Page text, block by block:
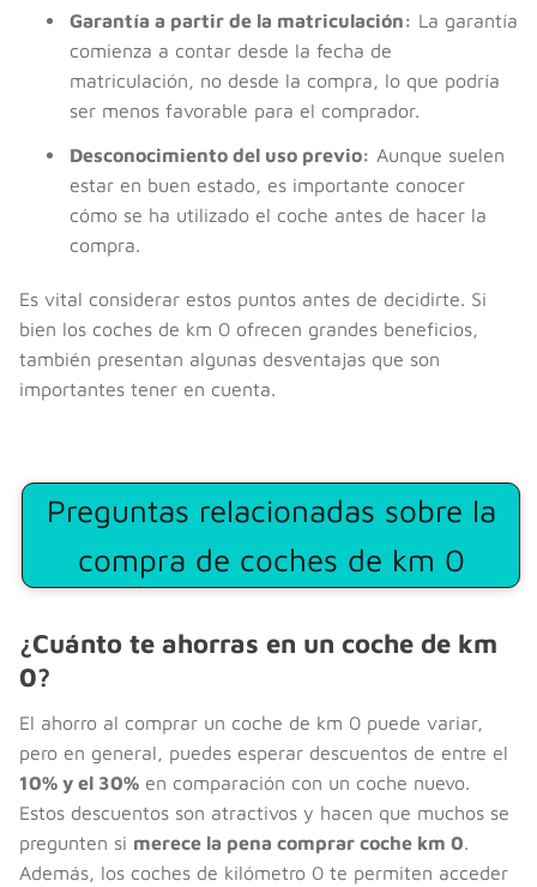
Garantía a partir de la matriculación: La garantía
comienza a contar desde la fecha de
matriculación, no desde la compra, lo que podría
ser menos favorable para el comprador.
Desconocimiento del uso previo: Aunque suelen
estar en buen estado, es importante conocer
cómo se ha utilizado el coche antes de hacer la
compra.
Es vital considerar estos puntos antes de decidirte. Si
bien los coches de km 0 ofrecen grandes beneficios,
también presentan algunas desventajas que son
importantes tener en cuenta.
Preguntas relacionadas sobre la
compra de coches de km 0
¿Cuánto te ahorras en un coche de km
0?
El ahorro al comprar un coche de km 0 puede variar,
pero en general, puedes esperar descuentos de entre el
10% y el 30% en comparación con un coche nuevo.
Estos descuentos son atractivos y hacen que muchos se
pregunten si merece la pena comprar coche km 0.
Además, los coches de kilómetro 0 te permiten acceder